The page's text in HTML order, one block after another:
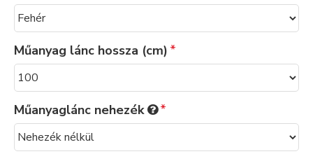
Műanyag lánc hossza (cm)
Műanyaglánc nehezék